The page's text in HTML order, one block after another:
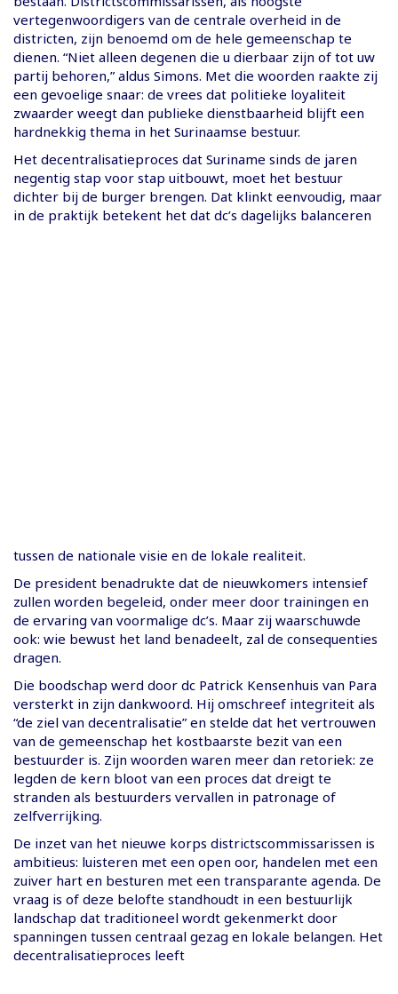
vertegenwoordigers van de centrale overheid in de
districten, zijn benoemd om de hele gemeenschap te
dienen. “Niet alleen degenen die u dierbaar zijn of tot uw
partij behoren,” aldus Simons. Met die woorden raakte zij
een gevoelige snaar: de vrees dat politieke loyaliteit
zwaarder weegt dan publieke dienstbaarheid blijft een
hardnekkig thema in het Surinaamse bestuur.
Het decentralisatieproces dat Suriname sinds de jaren
negentig stap voor stap uitbouwt, moet het bestuur
dichter bij de burger brengen. Dat klinkt eenvoudig, maar
in de praktijk betekent het dat dc’s dagelijks balanceren
tussen de nationale visie en de lokale realiteit.
De president benadrukte dat de nieuwkomers intensief
zullen worden begeleid, onder meer door trainingen en
de ervaring van voormalige dc’s. Maar zij waarschuwde
ook: wie bewust het land benadeelt, zal de consequenties
dragen.
Die boodschap werd door dc Patrick Kensenhuis van Para
versterkt in zijn dankwoord. Hij omschreef integriteit als
“de ziel van decentralisatie” en stelde dat het vertrouwen
van de gemeenschap het kostbaarste bezit van een
bestuurder is. Zijn woorden waren meer dan retoriek: ze
legden de kern bloot van een proces dat dreigt te
stranden als bestuurders vervallen in patronage of
zelfverrijking.
De inzet van het nieuwe korps districtscommissarissen is
ambitieus: luisteren met een open oor, handelen met een
zuiver hart en besturen met een transparante agenda. De
vraag is of deze belofte standhoudt in een bestuurlijk
landschap dat traditioneel wordt gekenmerkt door
spanningen tussen centraal gezag en lokale belangen. Het
decentralisatieproces leeft